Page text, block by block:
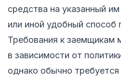
средства на указанный
или иной удобный способ
Требования к заемщикам
в зависимости от
однако обычно